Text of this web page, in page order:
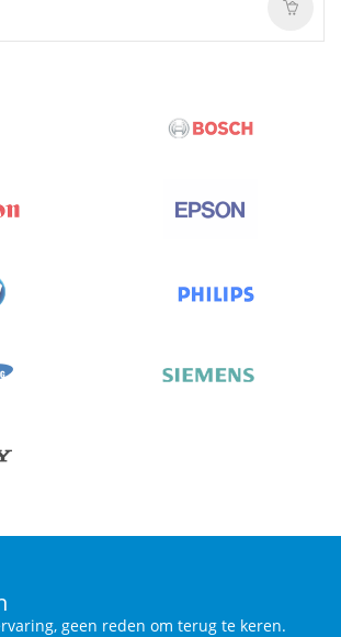
geen reden om terug te keren.